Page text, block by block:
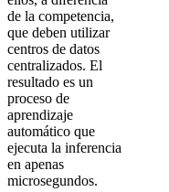
de la competencia,
que deben utilizar
centros de datos
centralizados. El
resultado es un
proceso de
aprendizaje
automático que
ejecuta la inferencia
en apenas
microsegundos.